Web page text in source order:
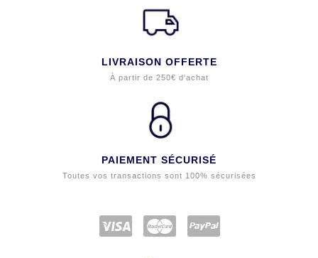
LIVRAISON OFFERTE
À partir de 250€ d'achat
PAIEMENT SÉCURISÉ
Toutes vos transactions sont 100% sécurisées